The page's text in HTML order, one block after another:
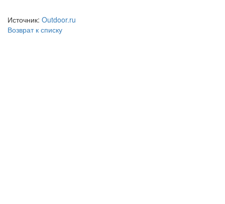
Источник: Outdoor.ru
Возврат к списку